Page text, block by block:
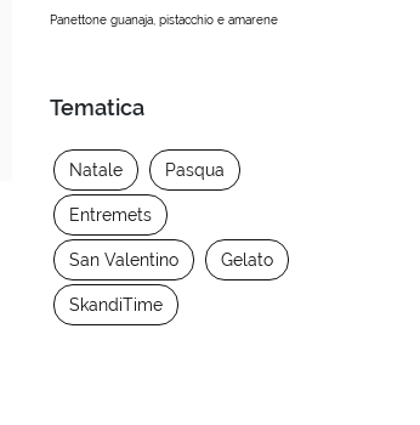
Panettone guanaja, pistacchio e amarene
Tematica
Natale Pasqua
Entremets
San Valentino Gelato
SkandiTime